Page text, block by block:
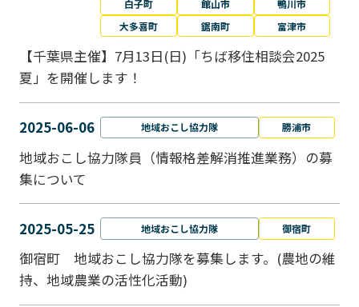
白子町
館山市
鴨川市
大多喜町
鋸南町 富津市
【千葉県主催】7月13日(日)「ちば移住相談会2025
夏」を開催します！
2025-06-06 地域おこし協力隊 勝浦市
地域おこし協力隊員（情報格差解消推進業務）の募
集について
2025-05-25 地域おこし協力隊 御宿町
御宿町 地域おこし協力隊を募集します。(農地の維
持、地域農業の活性化活動)